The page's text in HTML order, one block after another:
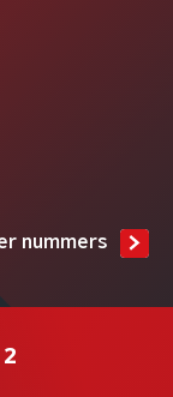
nummers
2